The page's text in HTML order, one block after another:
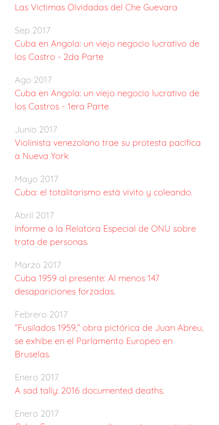
Las Victimas Olvidadas del Che Guevara
Sep 2017
Cuba en Angola: un viejo negocio lucrativo de
los Castro - 2da Parte
Ago 2017
Cuba en Angola: un viejo negocio lucrativo de
los Castros - 1era Parte
Junio 2017
Violinista venezolano trae su protesta pacífica
a Nueva York
Mayo 2017
Cuba: el totalitarismo está vivito y coleando.
Abril 2017
Informe a la Relatora Especial de ONU sobre
trata de personas.
Marzo 2017
Cuba 1959 al presente: Al menos 147
desapariciones forzadas.
Febrero 2017
“Fusilados 1959,” obra pictórica de Juan Abreu,
se exhibe en el Parlamento Europeo en
Bruselas.
Enero 2017
A sad tally: 2016 documented deaths.
Enero 2017